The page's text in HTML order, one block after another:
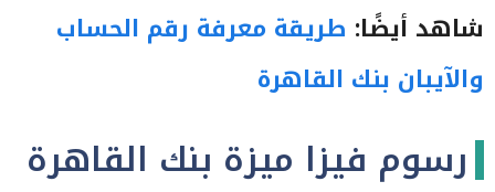
شاهد أيضًا: طريقة معرفة رقم الحساب
والآيبان بنك القاهرة
رسوم فيزا ميزة بنك القاهرة